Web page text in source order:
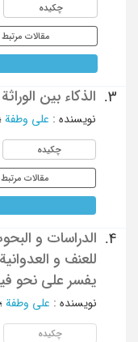
چکیده
مقالات مرتبط
3. الذکاء بین
نویسنده : علی وطفة
چکیده
مقالات مرتبط
4.
الدراسات و
للعنف و
یفسر علی نحو
نویسنده : علی وطفة ؛
چکیده